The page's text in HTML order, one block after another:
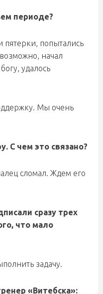
периоде?
попытались
начал
удалось
Мы очень
С чем это связано?
сломал. Ждем его
сразу трех
что мало
задачу.
«Витебска»: